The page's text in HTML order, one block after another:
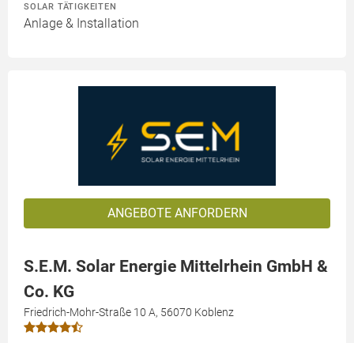
SOLAR TÄTIGKEITEN
Anlage & Installation
ANGEBOTE ANFORDERN
S.E.M. Solar Energie Mittelrhein GmbH &
Co. KG
Friedrich-Mohr-Straße 10 A, 56070 Koblenz